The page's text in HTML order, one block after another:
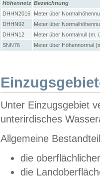
Höhennetz Bezeichnung
DHHN2016
Meter über
DHHN92
Meter über
DHHN12
Meter über Normalnull (m.
SNN76
Meter über Höhennormal
Unter Einzugsgebiet
unterirdisches
Allgemeine
die
die